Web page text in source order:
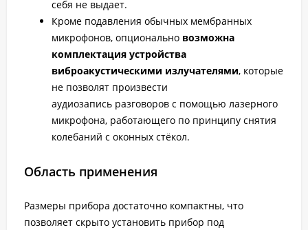
себя не выдает.
Кроме подавления обычных мембранных
микрофонов, опционально возможна
комплектация устройства
виброакустическими излучателями, которые
не позволят произвести
аудиозапись разговоров с помощью лазерного
микрофона, работающего по принципу снятия
колебаний с оконных стёкол.
Область применения
Размеры прибора достаточно компактны, что
позволяет скрыто установить прибор под